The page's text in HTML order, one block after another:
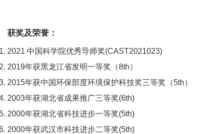
获奖及荣誉：
2021 中国科学院优秀导师奖(CAST2021023)
2019年获黑龙江省发明一等奖（8th）
2015年获中国环保部度环境保护科技奖三等奖（5th）
2003年获湖北省成果推广三等奖(6th)
2000年获湖北省科技进步一等奖(5th)
2000年获武汉市科技进步二等奖(5th)